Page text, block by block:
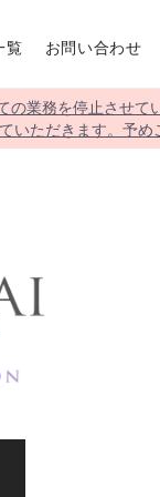
覧 お問い合わせ
の業務を停止させて
いただきます。予め